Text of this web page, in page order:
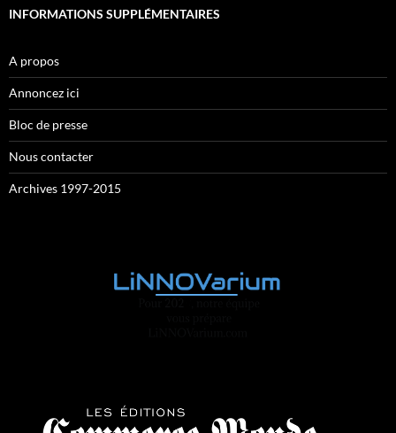
INFORMATIONS SUPPLÉMENTAIRES
A propos
Annoncez ici
Bloc de presse
Nous contacter
Archives 1997-2015